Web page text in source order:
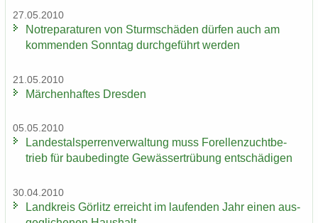
27.05.2010
Not­re­pa­ra­tu­ren von Sturm­schä­den dür­fen auch am
kom­men­den Sonn­tag durch­ge­führt wer­den
21.05.2010
Mär­chen­haf­tes Dres­den
05.05.2010
Lan­des­tal­sper­ren­ver­wal­tung muss Fo­rel­len­zucht­be­
trieb für bau­be­ding­te Ge­wäs­ser­trü­bung ent­schä­di­gen
30.04.2010
Land­kreis Gör­litz er­reicht im lau­fen­den Jahr einen aus­